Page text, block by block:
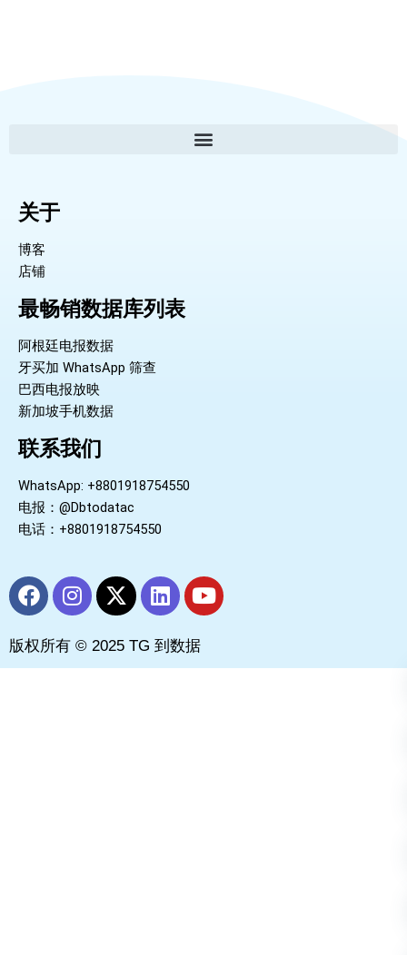
关于
博客
店铺
最畅销数据库列表
阿根廷电报数据
牙买加 WhatsApp 筛查
巴西电报放映
新加坡手机数据
联系我们
WhatsApp: +8801918754550
电报：@Dbtodatac
电话：+8801918754550
F
a
e
b
I
n
t
a
X
-
w
i
L
i
k
e
Y
o
u
版权所有 © 2025 TG 到数据